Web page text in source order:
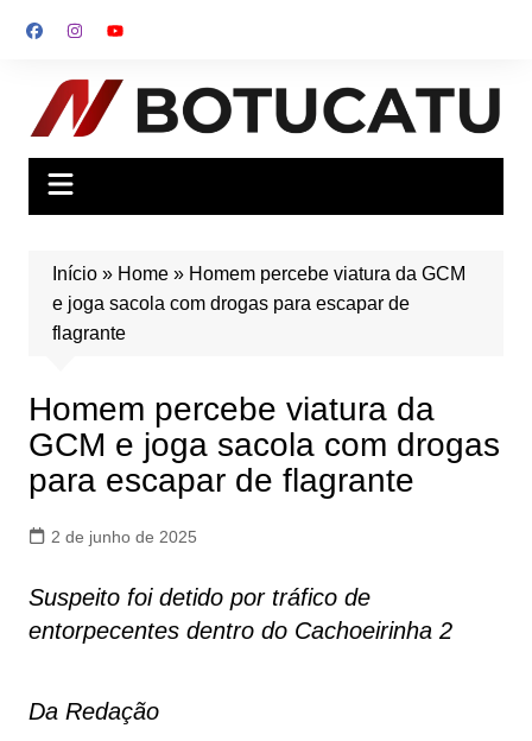
para
conteúdo
Início» Home» Homem percebe viatura da GCM
e joga sacola com drogas para escapar de
flagrante
Homem percebe viatura da
GCM e joga sacola com drogas
para escapar de flagrante
2 de junho de 2025
Suspeito foi detido por tráfico de
entorpecentes dentro do Cachoeirinha 2
Da Redação